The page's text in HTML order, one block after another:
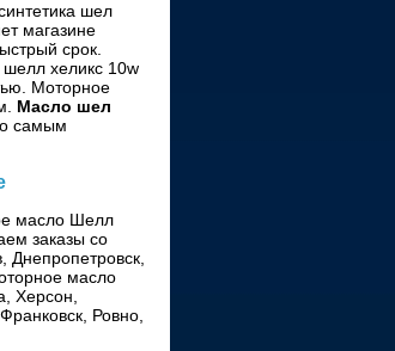
шел
магазине
срок.
хеликс 10w
Моторное
Масло шел
самым
масло Шелл
заказы со
масло
Херсон,
Ровно,